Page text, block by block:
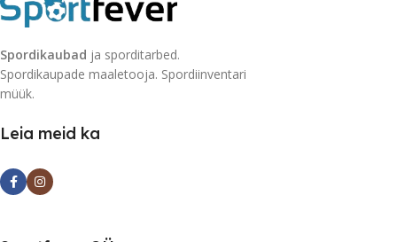
Spordikaubad ja sporditarbed.
Spordikaupade maaletooja. Spordiinventari
müük.
Leia meid ka